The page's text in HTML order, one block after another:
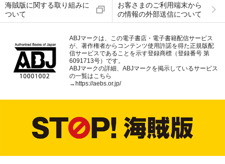
海賊版に関する取り組みに
ついて
お客さまのご利用端末から
の情報の外部送信について
ABJマークは、この電子書店・電子書籍配信サービス
が、著作権者からコンテンツ使用許諾を得た正規版配
信サービスであることを示す登録商標（登録番号 第
6091713号）です。
ABJマークの詳細、ABJマークを掲示しているサービス
の一覧はこちら
→https://aebs.or.jp/